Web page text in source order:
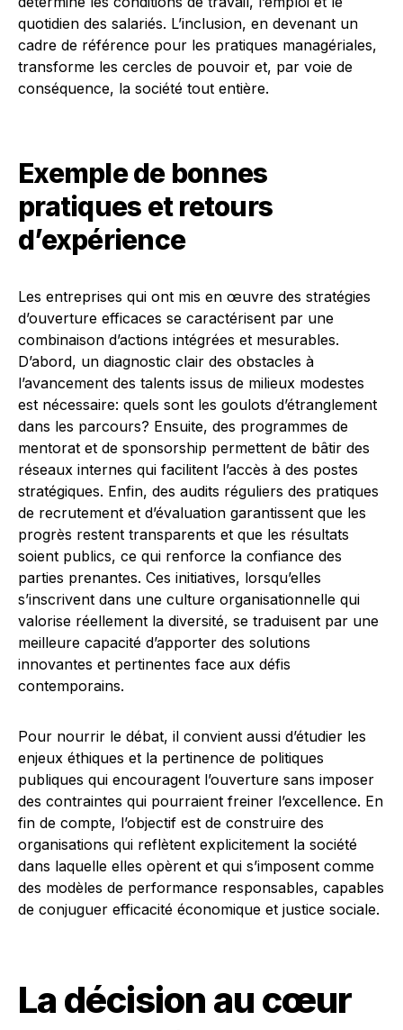
quotidien des salariés. L’inclusion, en devenant un
cadre de référence pour les pratiques managériales,
transforme les cercles de pouvoir et, par voie de
conséquence, la société tout entière.
Exemple de bonnes
pratiques et retours
d’expérience
Les entreprises qui ont mis en œuvre des stratégies
d’ouverture efficaces se caractérisent par une
combinaison d’actions intégrées et mesurables.
D’abord, un diagnostic clair des obstacles à
l’avancement des talents issus de milieux modestes
est nécessaire: quels sont les goulots d’étranglement
dans les parcours? Ensuite, des programmes de
mentorat et de sponsorship permettent de bâtir des
réseaux internes qui facilitent l’accès à des postes
stratégiques. Enfin, des audits réguliers des pratiques
de recrutement et d’évaluation garantissent que les
progrès restent transparents et que les résultats
soient publics, ce qui renforce la confiance des
parties prenantes. Ces initiatives, lorsqu’elles
s’inscrivent dans une culture organisationnelle qui
valorise réellement la diversité, se traduisent par une
meilleure capacité d’apporter des solutions
innovantes et pertinentes face aux défis
contemporains.
Pour nourrir le débat, il convient aussi d’étudier les
enjeux éthiques et la pertinence de politiques
publiques qui encouragent l’ouverture sans imposer
des contraintes qui pourraient freiner l’excellence. En
fin de compte, l’objectif est de construire des
organisations qui reflètent explicitement la société
dans laquelle elles opèrent et qui s’imposent comme
des modèles de performance responsables, capables
de conjuguer efficacité économique et justice sociale.
La décision au cœur